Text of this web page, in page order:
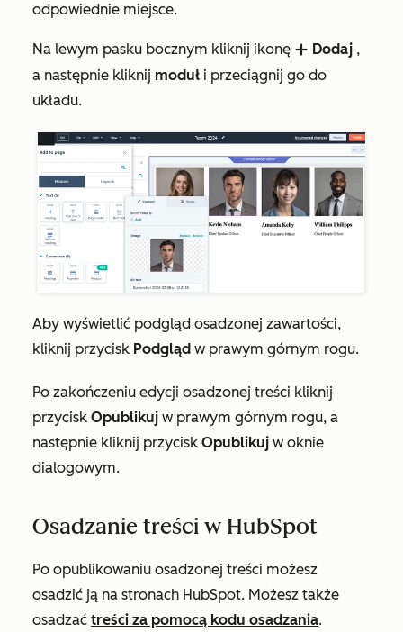
odpowiednie miejsce.
Na lewym pasku bocznym kliknij ikonę add Dodaj ,
a następnie kliknij moduł i przeciągnij go do
układu.
Aby wyświetlić podgląd osadzonej zawartości,
kliknij przycisk Podgląd w prawym górnym rogu.
Po zakończeniu edycji osadzonej treści kliknij
przycisk Opublikuj w prawym górnym rogu, a
następnie kliknij przycisk Opublikuj w oknie
dialogowym.
Osadzanie treści w HubSpot
Po opublikowaniu osadzonej treści możesz
osadzić ją na stronach HubSpot. Możesz także
osadzać treści za pomocą kodu osadzania.